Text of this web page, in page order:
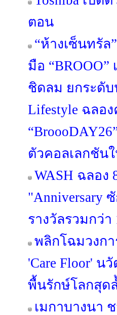
ตอน
“ห้างเซ็นทรั
มือ
ชิดลม ยกระดับ
Lifestyle ฉลอ
ตัวคอลเลกชัน
WASH ฉลอง
"Anniversary
รางวัลรวมกว่า
พลิกโฉมวงก
'Care Floor' น
พื้นรักษ์โลกสุด
เมกาบางนา